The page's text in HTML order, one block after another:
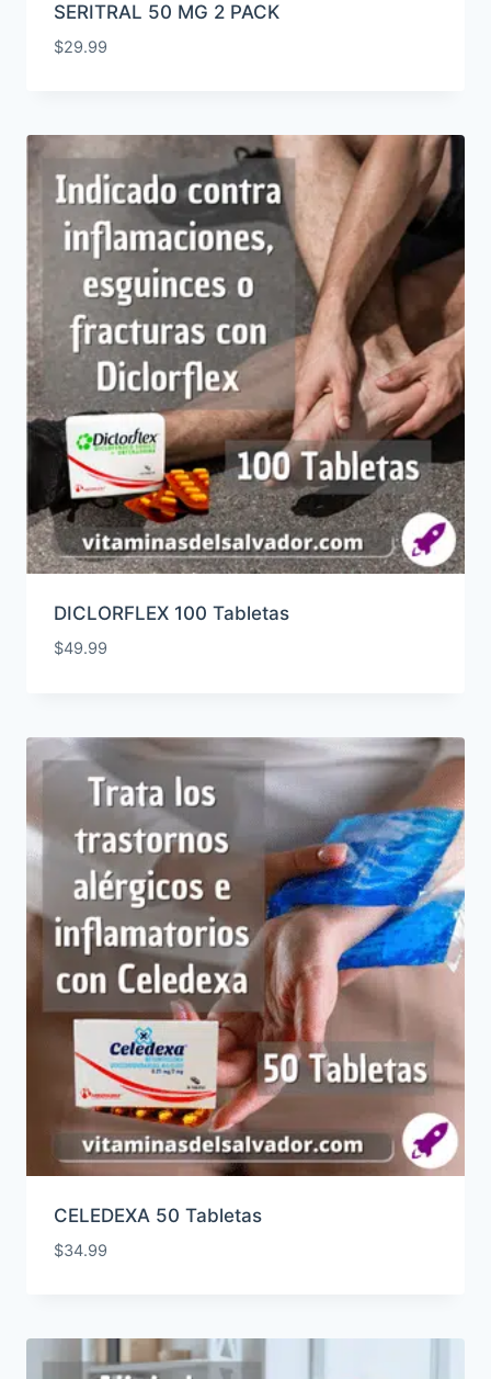
SERITRAL 50 MG 2 PACK
$29.99
DICLORFLEX 100 Tabletas
$49.99
CELEDEXA 50 Tabletas
$34.99